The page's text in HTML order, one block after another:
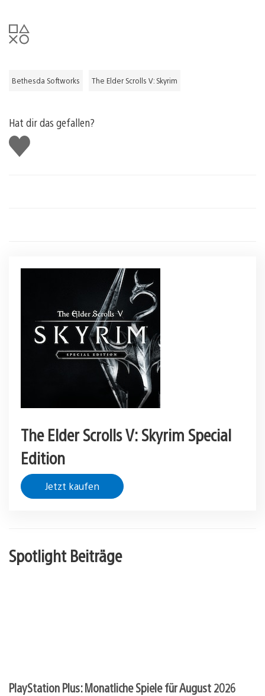
Bethesda Softworks The Elder Scrolls V: Skyrim
Hat dir das gefallen?
Gefällt
mir
The Elder Scrolls V: Skyrim Special
Edition
Jetzt kaufen
Spotlight Beiträge
PlayStation Plus: Monatliche Spiele für August 2026